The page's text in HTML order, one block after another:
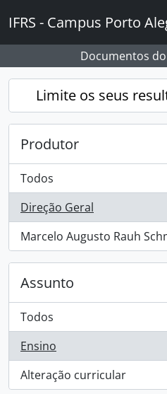
IFRS - Campus Porto
Documentos
Limite os seus
Produtor
Todos
Direção Geral
, 1 resultados
Marcelo Augusto Rauh
, 1 resultados
Assunto
Todos
Ensino
, 1 resultados
Alteração curricular
, 1 resultados